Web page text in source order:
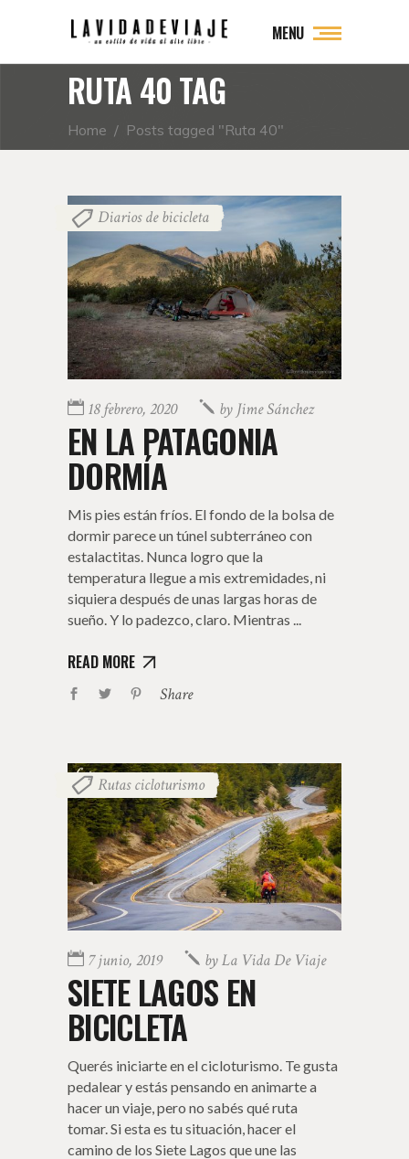
MENU
RUTA 40 TAG
Home / Posts tagged "Ruta 40"
Diarios de bicicleta
18 febrero, 2020 by Jime Sánchez
EN LA PATAGONIA
DORMÍA
Mis pies están fríos. El fondo de la bolsa de
dormir parece un túnel subterráneo con
estalactitas. Nunca logro que la
temperatura llegue a mis extremidades, ni
siquiera después de unas largas horas de
sueño. Y lo padezco, claro. Mientras
READ MORE
Share
Rutas cicloturismo
7 junio, 2019 byLa Vida De Viaje
SIETE LAGOS EN
BICICLETA
Querés iniciarte en el cicloturismo. Te gusta
pedalear y estás pensando en animarte a
hacer un viaje, pero no sabés qué ruta
tomar. Si esta es tu situación, hacer el
camino de los Siete Lagos que une las